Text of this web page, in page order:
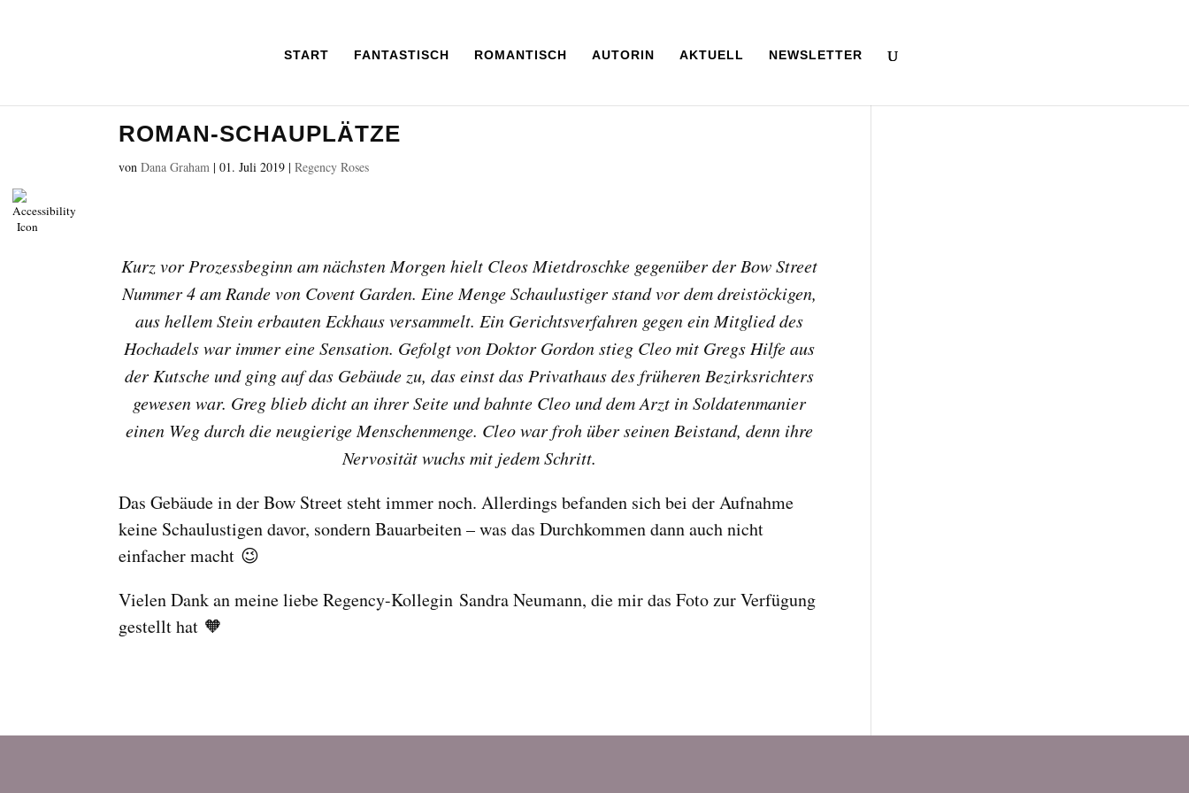
START FANTASTISCH ROMANTISCH AUTORIN AKTUELL NEWSLETTER
ROMAN-SCHAUPLÄTZE
vonDana Graham |01. Juli 2019 |Regency Roses
Kurz vor Prozessbeginn am nächsten Morgen hielt Cleos Mietdroschke gegenüber der Bow Street
Nummer 4 am Rande von Covent Garden. Eine Menge Schaulustiger stand vor dem dreistöckigen,
aus hellem Stein erbauten Eckhaus versammelt. Ein Gerichtsverfahren gegen ein Mitglied des
Hochadels war immer eine Sensation. Gefolgt von Doktor Gordon stieg Cleo mit Gregs Hilfe aus
der Kutsche und ging auf das Gebäude zu, das einst das Privathaus des früheren Bezirksrichters
gewesen war. Greg blieb dicht an ihrer Seite und bahnte Cleo und dem Arzt in Soldatenmanier
einen Weg durch die neugierige Menschenmenge. Cleo war froh über seinen Beistand, denn ihre
Nervosität wuchs mit jedem Schritt.
Das Gebäude in der Bow Street steht immer noch. Allerdings befanden sich bei der Aufnahme
keine Schaulustigen davor, sondern Bauarbeiten – was das Durchkommen dann auch nicht
einfacher macht 😉
Vielen Dank an meine liebe Regency-Kollegin Sandra Neumann, die mir das Foto zur Verfügung
gestellt hat 🧡